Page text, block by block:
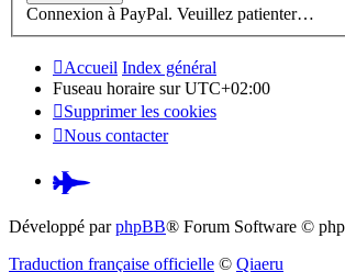
Connexion à PayPal. Veuillez patienter…
Accueil Index général
Fuseau horaire surUTC+02:00
Supprimer les cookies
Nous contacter
Pardus.at
(S’ouvre
Développé parphpBB® Forum Software ©
Traduction française officielle © Qiaeru